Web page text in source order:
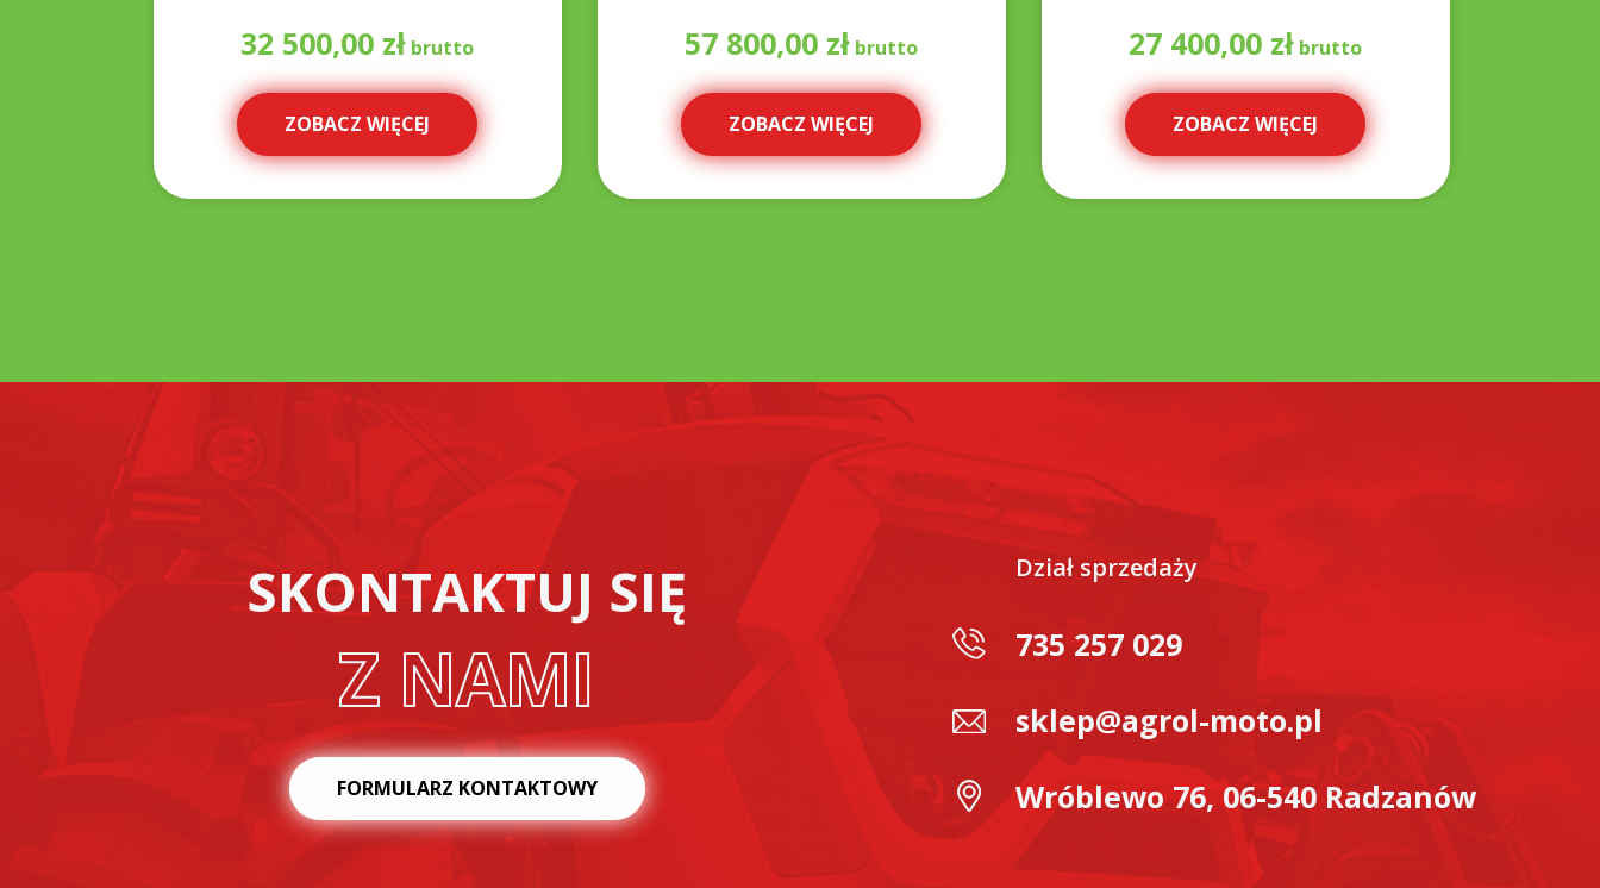
32 500,00 zł
ZOBACZ WIĘCEJ
57 800,00 zł
ZOBACZ WIĘCEJ
27 400,00 zł
ZOBACZ WIĘCEJ
SKONTAKTUJ SIĘ
Z NAMI
FORMULARZ KONTAKTOWY
Dział sprzedaży
735 257 029
sklep@agrol-moto.pl
Wróblewo 76, 06-540 Radzanów